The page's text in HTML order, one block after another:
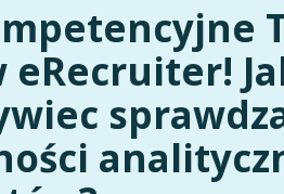
eRecruiter!